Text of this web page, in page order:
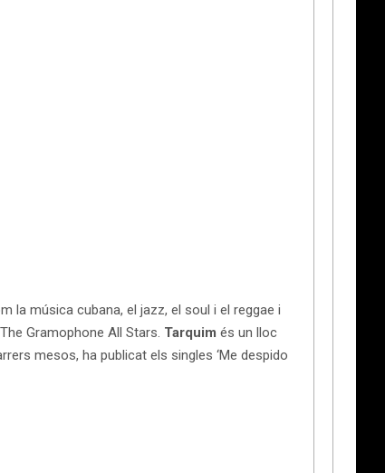
la música cubana, el jazz, el soul i el reggae i
Gramophone All Stars. Tarquim és un lloc
mesos, ha publicat els singles ‘Me despido